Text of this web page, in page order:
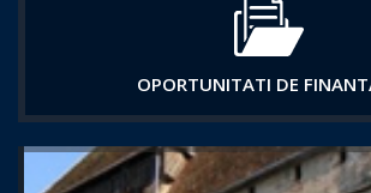
OPORTUNITATI DE